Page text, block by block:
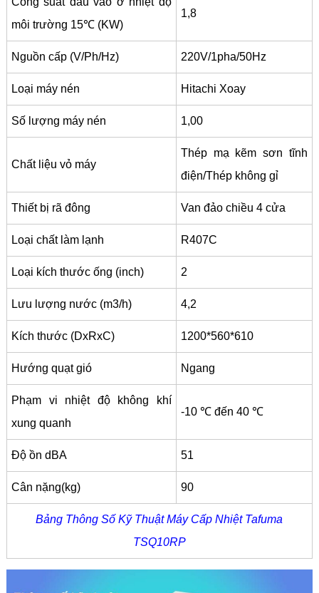
môi trường 15℃ (KW)
1,8
Nguồn cấp (V/Ph/Hz) 220V/1pha/50Hz
Loại máy nén Hitachi Xoay
Số lượng máy nén 1,00
Chất liệu vỏ máy
Thép mạ kẽm sơn tĩnh
điện/Thép không gỉ
Thiết bị rã đông Van đảo chiều 4 cửa
Loại chất làm lạnh R407C
Loại kích thước ống (inch) 2
Lưu lượng nước (m3/h) 4,2
Kích thước (DxRxC) 1200*560*610
Hướng quạt gió Ngang
Phạm vi nhiệt độ không khí
xung quanh
-10 ℃ đến 40 ℃
Độ ồn dBA 51
Cân nặng(kg) 90
Bảng Thông Số Kỹ Thuật Máy Cấp Nhiệt Tafuma
TSQ10RP